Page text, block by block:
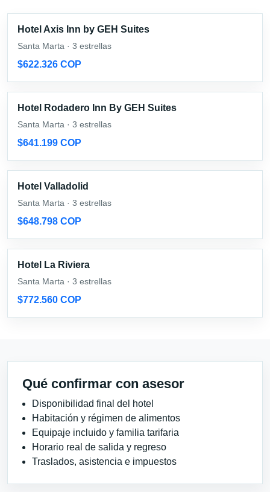
Hotel Axis Inn by GEH Suites
Santa Marta · 3 estrellas
$622.326 COP
Hotel Rodadero Inn By GEH Suites
Santa Marta · 3 estrellas
$641.199 COP
Hotel Valladolid
Santa Marta · 3 estrellas
$648.798 COP
Hotel La Riviera
Santa Marta · 3 estrellas
$772.560 COP
Qué confirmar con asesor
Disponibilidad final del hotel
Habitación y régimen de alimentos
Equipaje incluido y familia tarifaria
Horario real de salida y regreso
Traslados, asistencia e impuestos